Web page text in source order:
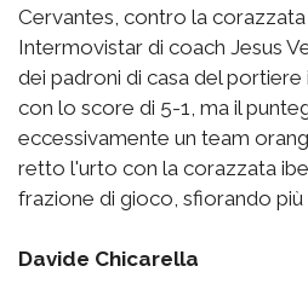
Cervantes, contro la
Intermovistar di coach Jesus
dei padroni di casa del
con lo score di 5-1, ma il
eccessivamente un team
retto l'urto con la corazzata
frazione di gioco, sfiorando
Davide Chicarella